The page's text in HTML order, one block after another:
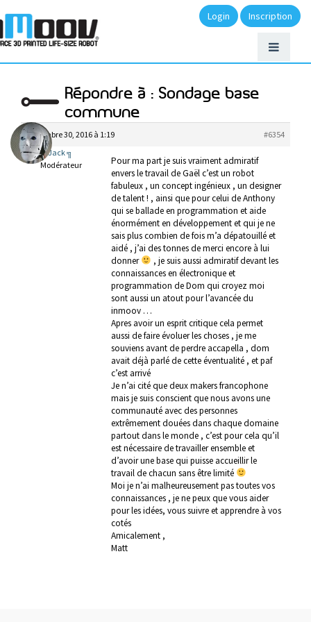
Login Inscription
Répondre à : Sondage base
commune
décembre 30, 2016 à 1:19
#6354
╔ Jack ╗
Modérateur
Pour ma part je suis vraiment admiratif
envers le travail de Gaël c’est un robot
fabuleux , un concept ingénieux , un designer
de talent ! , ainsi que pour celui de Anthony
qui se ballade en programmation et aide
énormément en développement et qui je ne
sais plus combien de fois m’a dépatouillé et
aidé , j’ai des tonnes de merci encore à lui
donner
, je suis aussi admiratif devant les
connaissances en électronique et
programmation de Dom qui croyez moi
sont aussi un atout pour l’avancée du
inmoov …
Apres avoir un esprit critique cela permet
aussi de faire évoluer les choses , je me
souviens avant de perdre accapella , dom
avait déjà parlé de cette éventualité , et paf
c’est arrivé
Je n’ai cité que deux makers francophone
mais je suis conscient que nous avons une
communauté avec des personnes
extrêmement douées dans chaque domaine
partout dans le monde , c’est pour cela qu’il
est nécessaire de travailler ensemble et
d’avoir une base qui puisse accueillir le
travail de chacun sans être limité
Moi je n’ai malheureusement pas toutes vos
connaissances , je ne peux que vous aider
pour les idées, vous suivre et apprendre à vos
cotés
Amicalement ,
Matt